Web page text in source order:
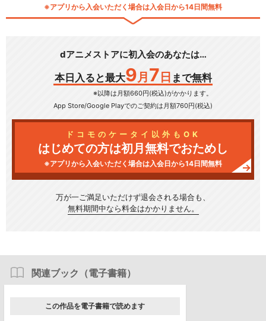
※アプリから入会いただく場合は入会日から14日間無料
dアニメストアに初入会のあなたは…
本日入ると最大9 月 7 日 まで無料
※以降は月額660円(税込)がかかります。
App Store/Google Playでのご契約は月額760円(税込)
ドコモのケータイ以外もOK
はじめての方は初月無料でおためし
※アプリから入会いただく場合は入会日から14日間無料
万が一ご満足いただけず退会される場合も、
無料期間中なら料金はかかりません。
関連ブック（電子書籍）
この作品を電子書籍で読めます